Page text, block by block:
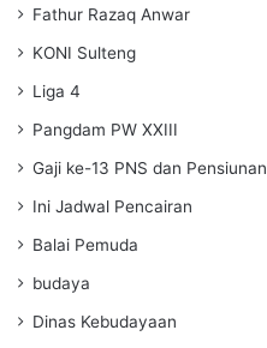
Fathur Razaq Anwar
KONI Sulteng
Liga 4
Pangdam PW XXIII
Gaji ke-13 PNS dan Pensiunan
Ini Jadwal Pencairan
Balai Pemuda
budaya
Dinas Kebudayaan